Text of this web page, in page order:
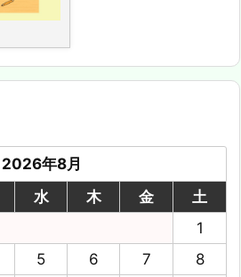
2026年8月
水 木 金
土
1
5 6 7
8